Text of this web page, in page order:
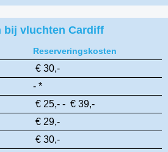
bij vluchten Cardiff
Reserveringskosten
€ 30,-
- *
€ 25,- - € 39,-
€ 29,-
€ 30,-